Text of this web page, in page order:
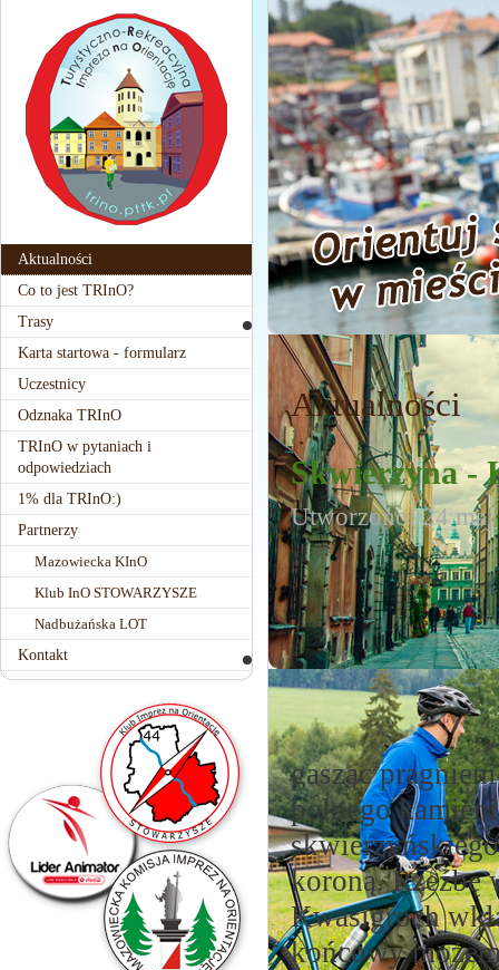
Aktualności
Co to jest TRInO?
Trasy
Karta startowa - formularz
Uczestnicy
Odznaka TRInO
TRInO w pytaniach i
odpowiedziach
1% dla TRInO:)
Partnerzy
Mazowiecka KInO
Klub InO STOWARZYSZE
Nadbużańska LOT
Kontakt
Aktualności
Skwierzyna -
Utworzono: 24 maj
gasząc
polnego
koroną. Rzeźbę
Kwasigroch
końcowy